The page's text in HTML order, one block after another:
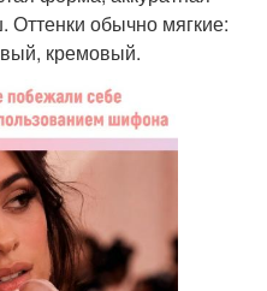
Оттенки обычно мягкие:
кремовый.